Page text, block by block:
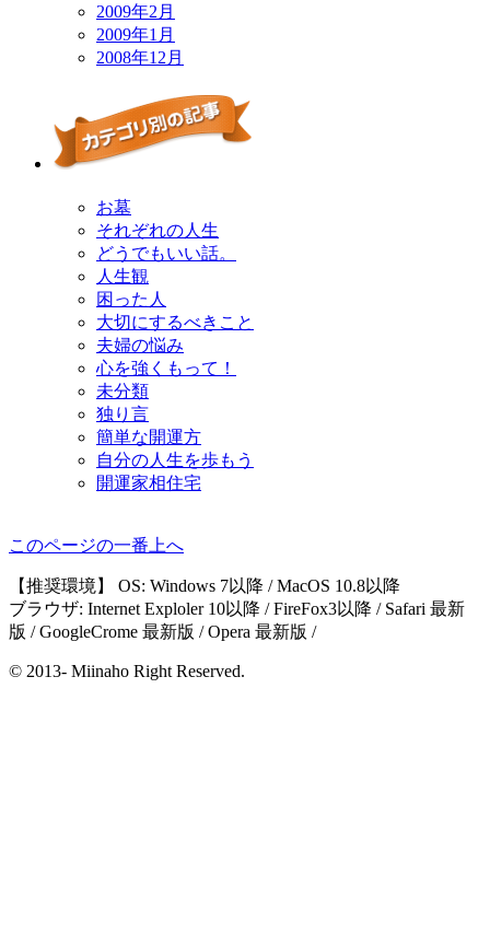
2009年2月
2009年1月
2008年12月
お墓
それぞれの人生
どうでもいい話。
人生観
困った人
大切にするべきこと
夫婦の悩み
心を強くもって！
未分類
独り言
簡単な開運方
自分の人生を歩もう
開運家相住宅
このページの一番上へ
【推奨環境】 OS: Windows 7以降 / MacOS 10.8以降
ブラウザ: Internet Exploler 10以降 / FireFox3以降 / Safari 最新
版 / GoogleCrome 最新版 / Opera 最新版 /
© 2013- Miinaho Right Reserved.